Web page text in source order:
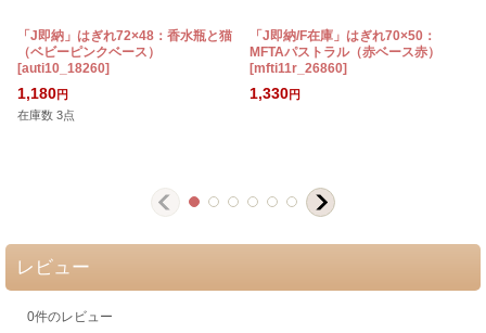
「J即納」はぎれ72×48：香水瓶と猫
（ベビーピンクベース）
[auti10_18260]
1,180円
在庫数 3点
「J即納/F在庫」はぎれ70×50：
MFTAパストラル（赤ベース赤）
[mfti11r_26860]
1,330円
レビュー
0件のレビュー